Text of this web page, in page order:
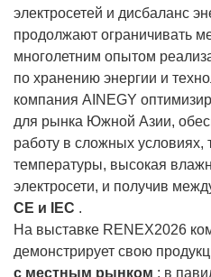
электросетей и дисбаланс
продолжают ограничивать
многолетним опытом
по хранению энергии и
компания AINEGY
для рынка Южной Азии,
работу в сложных условиях,
температуры, высокая
электросети, и получив
CE и IEC .
На выставке RENEX2026
демонстрирует свою
с местным рынком : в